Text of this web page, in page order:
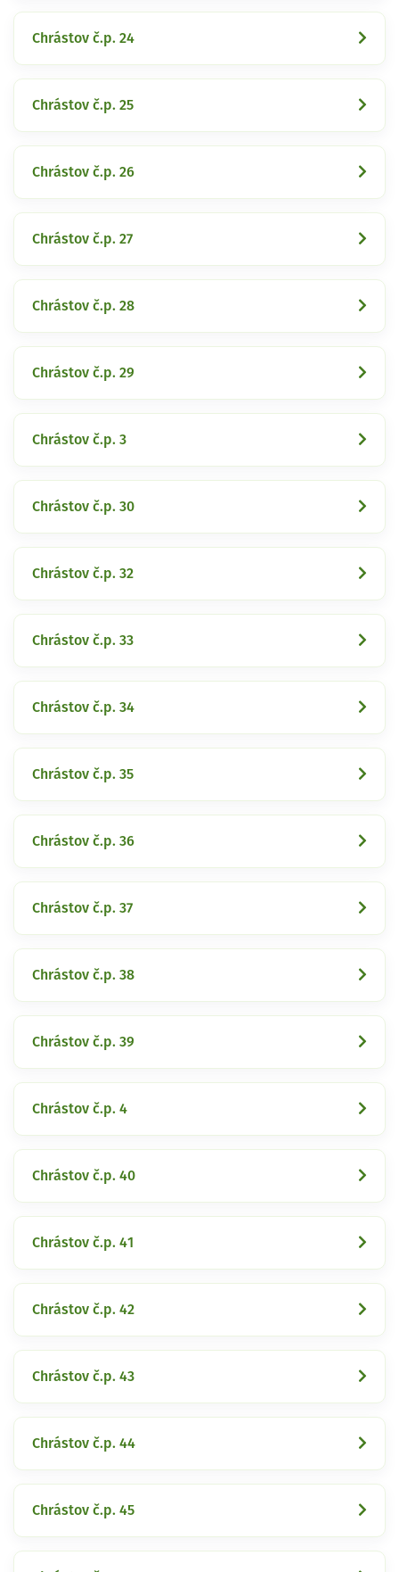
Chrástov č.p. 24
Chrástov č.p. 25
Chrástov č.p. 26
Chrástov č.p. 27
Chrástov č.p. 28
Chrástov č.p. 29
Chrástov č.p. 3
Chrástov č.p. 30
Chrástov č.p. 32
Chrástov č.p. 33
Chrástov č.p. 34
Chrástov č.p. 35
Chrástov č.p. 36
Chrástov č.p. 37
Chrástov č.p. 38
Chrástov č.p. 39
Chrástov č.p. 4
Chrástov č.p. 40
Chrástov č.p. 41
Chrástov č.p. 42
Chrástov č.p. 43
Chrástov č.p. 44
Chrástov č.p. 45